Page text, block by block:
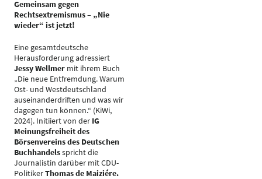
Gemeinsam gegen
Rechtsextremismus – „Nie
wieder“ ist jetzt!
Eine gesamtdeutsche
Herausforderung adressiert
Jessy Wellmer mit ihrem Buch
„Die neue Entfremdung. Warum
Ost- und Westdeutschland
auseinanderdriften und was wir
dagegen tun können.“ (KiWi,
2024). Initiiert von der IG
Meinungsfreiheit des
Börsenvereins des Deutschen
Buchhandelsspricht die
Journalistin darüber mit CDU-
PolitikerThomas de Maiziére.